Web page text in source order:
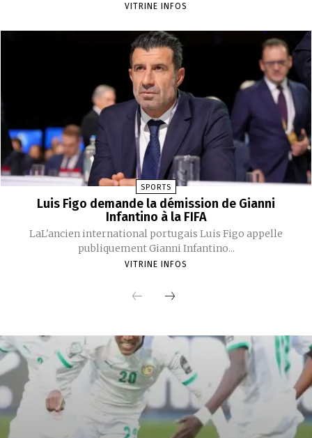
VITRINE INFOS
SPORTS
Luis Figo demande la démission de Gianni
Infantino à la FIFA
LaL'ancien international portugais Luis Figo appelle
publiquement Gianni Infantino...
VITRINE INFOS